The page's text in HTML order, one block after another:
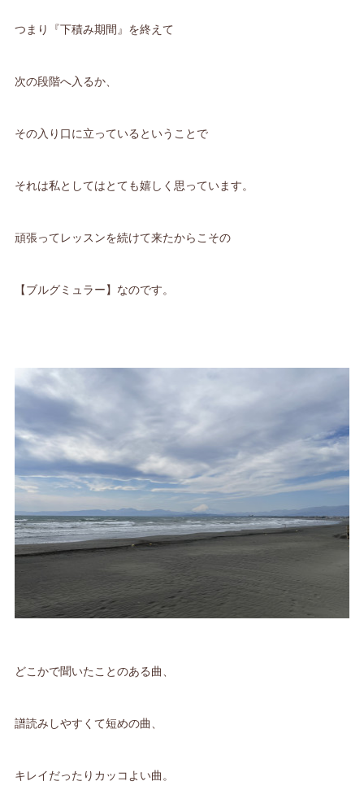
つまり『下積み期間』を終えて
次の段階へ入るか、
その入り口に立っているということで
それは私としてはとても嬉しく思っています。
頑張ってレッスンを続けて来たからこその
【ブルグミュラー】なのです。
どこかで聞いたことのある曲、
譜読みしやすくて短めの曲、
キレイだったりカッコよい曲。